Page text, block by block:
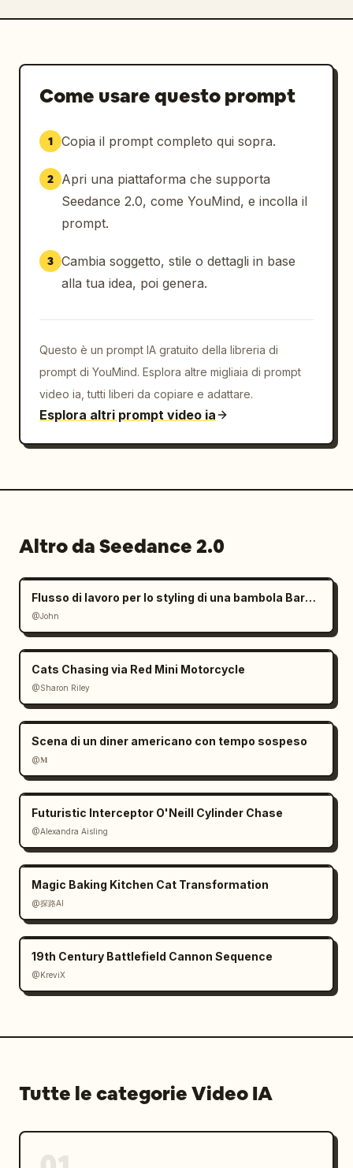
Come usare questo prompt
1 Copia il prompt completo qui sopra.
2
Apri una piattaforma che supporta
Seedance 2.0, come YouMind, e incolla il
prompt.
3 Cambia soggetto, stile o dettagli in base
alla tua idea, poi genera.
Questo è un prompt IA gratuito della libreria di
prompt di YouMind. Esplora altre migliaia di prompt
video ia, tutti liberi da copiare e adattare.
Esplora altri prompt video ia
Altro da Seedance 2.0
Flusso di lavoro per lo styling di una bambola Barbie con mani giganti
@John
Cats Chasing via Red Mini Motorcycle
@Sharon Riley
Scena di un diner americano con tempo sospeso
@𝐌
Futuristic Interceptor O'Neill Cylinder Chase
@Alexandra Aisling
Magic Baking Kitchen Cat Transformation
@探路AI
19th Century Battlefield Cannon Sequence
@KreviX
Tutte le categorie Video IA